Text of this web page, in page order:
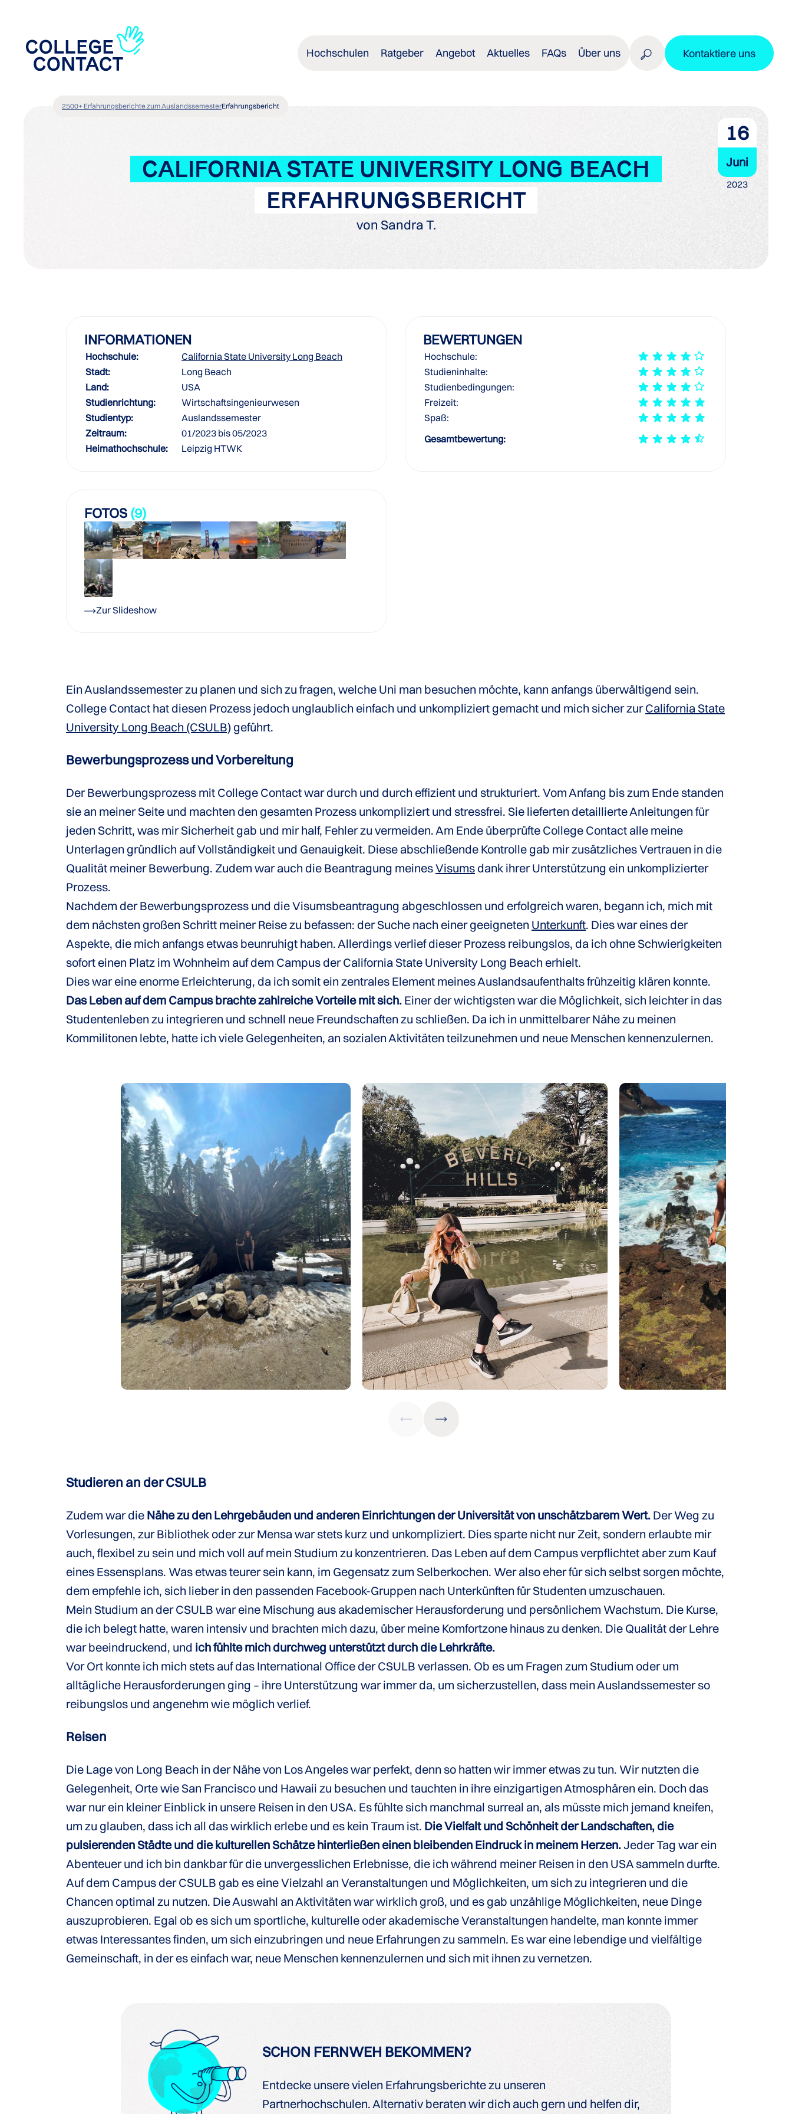
Hochschulen Ratgeber Angebot Aktuelles FAQs Über uns Kontaktiere uns
2500+ Erfahrungsberichte zum AuslandssemesterErfahrungsbericht
CALIFORNIA STATE UNIVERSITY LONG BEACH
ERFAHRUNGSBERICHT
von Sandra T.
16
Juni
2023
INFORMATIONEN
Hochschule:
California State University Long Beach
Stadt:
Long Beach
Land:
USA
Studienrichtung:
Wirtschaftsingenieurwesen
Studientyp:
Auslandssemester
Zeitraum:
01/2023 bis 05/2023
Heimathochschule:
Leipzig HTWK
BEWERTUNGEN
Hochschule:
Studieninhalte:
Studienbedingungen:
Freizeit:
Spaß:
Gesamtbewertung:
FOTOS (9)
Zur Slideshow
Ein Auslandssemester zu planen und sich zu fragen, welche Uni man besuchen möchte, kann anfangs überwältigend sein.
College Contact hat diesen Prozess jedoch unglaublich einfach und unkompliziert gemacht und mich sicher zurCalifornia State
University Long Beach (CSULB)geführt.
Bewerbungsprozess und Vorbereitung
Der Bewerbungsprozess mit College Contact war durch und durch effizient und strukturiert. Vom Anfang bis zum Ende standen
sie an meiner Seite und machten den gesamten Prozess unkompliziert und stressfrei. Sie lieferten detaillierte Anleitungen für
jeden Schritt, was mir Sicherheit gab und mir half, Fehler zu vermeiden. Am Ende überprüfte College Contact alle meine
Unterlagen gründlich auf Vollständigkeit und Genauigkeit. Diese abschließende Kontrolle gab mir zusätzliches Vertrauen in die
Qualität meiner Bewerbung. Zudem war auch die Beantragung meinesVisumsdank ihrer Unterstützung ein unkomplizierter
Prozess.
Nachdem der Bewerbungsprozess und die Visumsbeantragung abgeschlossen und erfolgreich waren, begann ich, mich mit
dem nächsten großen Schritt meiner Reise zu befassen: der Suche nach einer geeigneten Unterkunft. Dies war eines der
Aspekte, die mich anfangs etwas beunruhigt haben. Allerdings verlief dieser Prozess reibungslos, da ich ohne Schwierigkeiten
sofort einen Platz im Wohnheim auf dem Campus der California State University Long Beach erhielt.
Dies war eine enorme Erleichterung, da ich somit ein zentrales Element meines Auslandsaufenthalts frühzeitig klären konnte.
Das Leben auf dem Campus brachte zahlreiche Vorteile mit sich. Einer der wichtigsten war die Möglichkeit, sich leichter in das
Studentenleben zu integrieren und schnell neue Freundschaften zu schließen. Da ich in unmittelbarer Nähe zu meinen
Kommilitonen lebte, hatte ich viele Gelegenheiten, an sozialen Aktivitäten teilzunehmen und neue Menschen kennenzulernen.
Studieren an der CSULB
Zudem war die Nähe zu den Lehrgebäuden und anderen Einrichtungen der Universität von unschätzbarem Wert. Der Weg zu
Vorlesungen, zur Bibliothek oder zur Mensa war stets kurz und unkompliziert. Dies sparte nicht nur Zeit, sondern erlaubte mir
auch, flexibel zu sein und mich voll auf mein Studium zu konzentrieren. Das Leben auf dem Campus verpflichtet aber zum Kauf
eines Essensplans. Was etwas teurer sein kann, im Gegensatz zum Selberkochen. Wer also eher für sich selbst sorgen möchte,
dem empfehle ich, sich lieber in den passenden Facebook-Gruppen nach Unterkünften für Studenten umzuschauen.
Mein Studium an der CSULB war eine Mischung aus akademischer Herausforderung und persönlichem Wachstum. Die Kurse,
die ich belegt hatte, waren intensiv und brachten mich dazu, über meine Komfortzone hinaus zu denken. Die Qualität der Lehre
war beeindruckend, und ich fühlte mich durchweg unterstützt durch die Lehrkräfte.
Vor Ort konnte ich mich stets auf das International Office der CSULB verlassen. Ob es um Fragen zum Studium oder um
alltägliche Herausforderungen ging – ihre Unterstützung war immer da, um sicherzustellen, dass mein Auslandssemester so
reibungslos und angenehm wie möglich verlief.
Reisen
Die Lage von Long Beach in der Nähe von Los Angeles war perfekt, denn so hatten wir immer etwas zu tun. Wir nutzten die
Gelegenheit, Orte wie San Francisco und Hawaii zu besuchen und tauchten in ihre einzigartigen Atmosphären ein. Doch das
war nur ein kleiner Einblick in unsere Reisen in den USA. Es fühlte sich manchmal surreal an, als müsste mich jemand kneifen,
um zu glauben, dass ich all das wirklich erlebe und es kein Traum ist. Die Vielfalt und Schönheit der Landschaften, die
pulsierenden Städte und die kulturellen Schätze hinterließen einen bleibenden Eindruck in meinem Herzen.Jeder Tag war ein
Abenteuer und ich bin dankbar für die unvergesslichen Erlebnisse, die ich während meiner Reisen in den USA sammeln durfte.
Auf dem Campus der CSULB gab es eine Vielzahl an Veranstaltungen und Möglichkeiten, um sich zu integrieren und die
Chancen optimal zu nutzen. Die Auswahl an Aktivitäten war wirklich groß, und es gab unzählige Möglichkeiten, neue Dinge
auszuprobieren. Egal ob es sich um sportliche, kulturelle oder akademische Veranstaltungen handelte, man konnte immer
etwas Interessantes finden, um sich einzubringen und neue Erfahrungen zu sammeln. Es war eine lebendige und vielfältige
Gemeinschaft, in der es einfach war, neue Menschen kennenzulernen und sich mit ihnen zu vernetzen.
SCHON FERNWEH BEKOMMEN?
Entdecke unsere vielen Erfahrungsberichte zu unseren
Partnerhochschulen. Alternativ beraten wir dich auch gern und helfen dir,